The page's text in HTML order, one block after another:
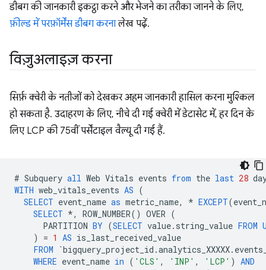
डीबग की जानकारी इकट्ठा करने और भेजने का तरीका जानने के लिए,
फ़ील्ड में परफ़ॉर्मेंस डीबग करनालेख पढ़ें.
विज़ुअलाइज़ करना
सिर्फ़ क्वेरी के नतीजों को देखकर अहम जानकारी हासिल करना मुश्किल
हो सकता है. उदाहरण के लिए, नीचे दी गई क्वेरी में डेटासेट में, हर दिन के
लिए LCP की 75वीं पर्सेंटाइल वैल्यू दी गई हैं.
# Subquery all Web Vitals events from the last 28
WITH web_vitals_events AS (
SELECT event_name as metric_name, * EXCEPT(
SELECT *, ROW_NUMBER() OVER (
PARTITION BY (SELECT value. string_value FROM
)
= 1 AS is_last_received_value
FROM
`bigquery_project_id .analytics_XXXXX.
WHERE event_name in ( 'CLS' , 'INP' , 'LCP' ) AND